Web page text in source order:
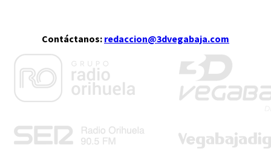
Contáctanos: redaccion@3dvegabaja.com